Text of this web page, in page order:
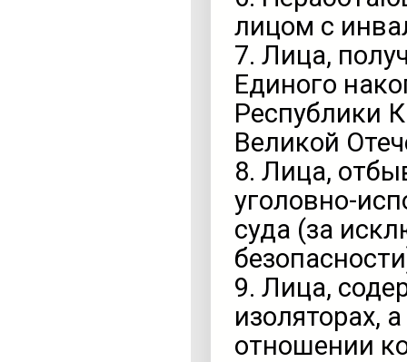
лицом с
7. Лица,
Единого
Республики
Великой
8. Лица,
уголовно-
суда (за
9. Лица,
изоляторах,
отношении